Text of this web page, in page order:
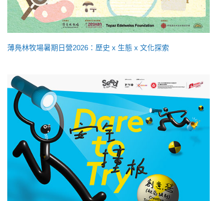
薄鳧林牧場暑期日營2026：歷史 x 生態 x 文化探索